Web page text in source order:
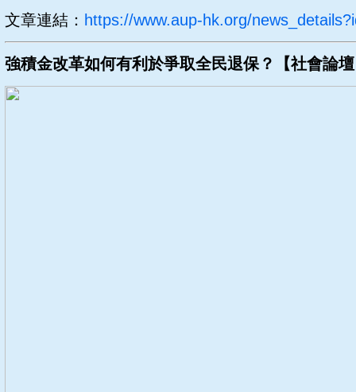
文章連結： https://www.aup-hk.org/
強積金改革如何有利於爭取全民退保？【社會論